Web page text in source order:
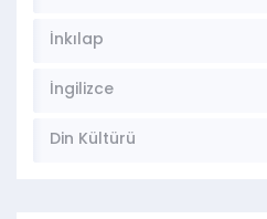
İnkılap
İngilizce
Din Kültürü